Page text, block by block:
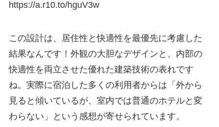
https://a.r10.to/hguV3w
この設計は、居住性と快適性を最優先に考慮した
結果なんです！外観の大胆なデザインと、内部の
快適性を両立させた優れた建築技術の表れです
ね。実際に宿泊した多くの利用者からは「外から
見ると傾いているが、室内では普通のホテルと変
わらない」という感想が寄せられています。